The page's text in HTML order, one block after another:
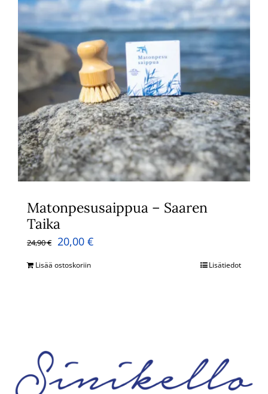
Matonpesusaippua – Saaren
Taika
24,90€
Alkuperäinen
hinta
20,00 €Nykyinen
Lisää ostoskoriin Lisätiedot